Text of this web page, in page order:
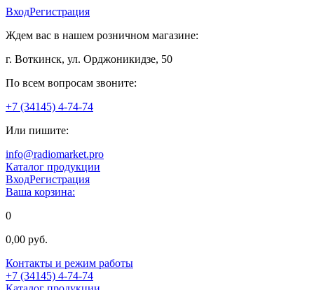
ВходРегистрация
Ждем вас в нашем розничном магазине:
г. Воткинск, ул. Орджоникидзе, 50
По всем вопросам звоните:
+7 (34145) 4-74-74
Или пишите:
info@radiomarket.pro
Каталог продукции
ВходРегистрация
Ваша корзина:
0
0,00 руб.
Контакты и режим работы
+7 (34145) 4-74-74